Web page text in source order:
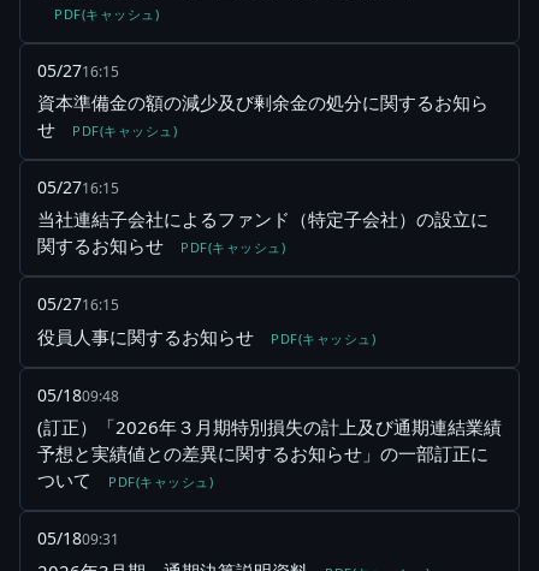
PDF(キャッシュ)
05/2716:15
資本準備金の額の減少及び剰余金の処分に関するお知ら
せ
PDF(キャッシュ)
05/2716:15
当社連結子会社によるファンド（特定子会社）の設立に
関するお知らせ
PDF(キャッシュ)
05/2716:15
役員人事に関するお知らせ PDF(キャッシュ)
05/1809:48
(訂正）「2026年３月期特別損失の計上及び通期連結業績
予想と実績値との差異に関するお知らせ」の一部訂正に
ついて
PDF(キャッシュ)
05/1809:31